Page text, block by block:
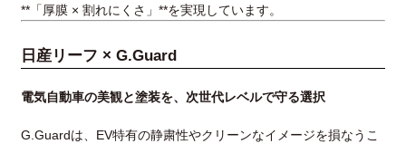
**「厚膜 × 割れにくさ」**を実現しています。
日産リーフ × G.Guard
電気自動車の美観と塗装を、次世代レベルで守る選択
G.Guardは、EV特有の静粛性やクリーンなイメージを損なうこ